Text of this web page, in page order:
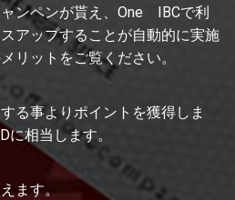
ンペンが貰え、One IBCで利
アップすることが自動的に実施
リットをご覧ください。
る事よりポイントを獲得しま
に相当します。
ます。